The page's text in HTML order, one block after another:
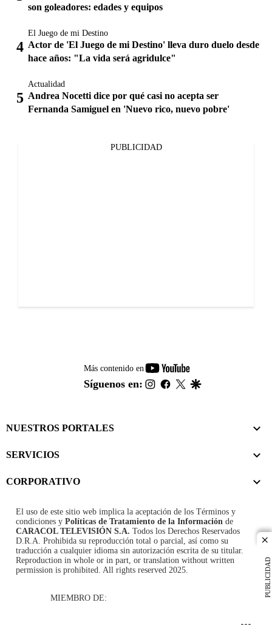
PUBLICIDAD
son goleadores: edades y equipos
El Juego de mi Destino
Actor de 'El Juego de mi Destino' lleva duro duelo desde
hace años: "La vida será agridulce"
Actualidad
Andrea Nocetti dice por qué casi no acepta ser
Fernanda Samiguel en 'Nuevo rico, nuevo pobre'
PUBLICIDAD
Más contenido en
youtube-
footer
Síguenos en: instagram
facebook
twitter
NUESTROS PORTALES
SERVICIOS
CORPORATIVO
El uso de este sitio web implica la aceptación de los Términos y
condiciones y Políticas de Tratamiento de la Información de
CARACOL TELEVISIÓN S.A. Todos los Derechos Reservados
D.R.A. Prohibida su reproducción total o parcial, así como su
traducción a cualquier idioma sin autorización escrita de su titular.
Reproduction in whole or in part, or translation without written
permission is prohibited. All rights reserved 2025.
MIEMBRO DE: